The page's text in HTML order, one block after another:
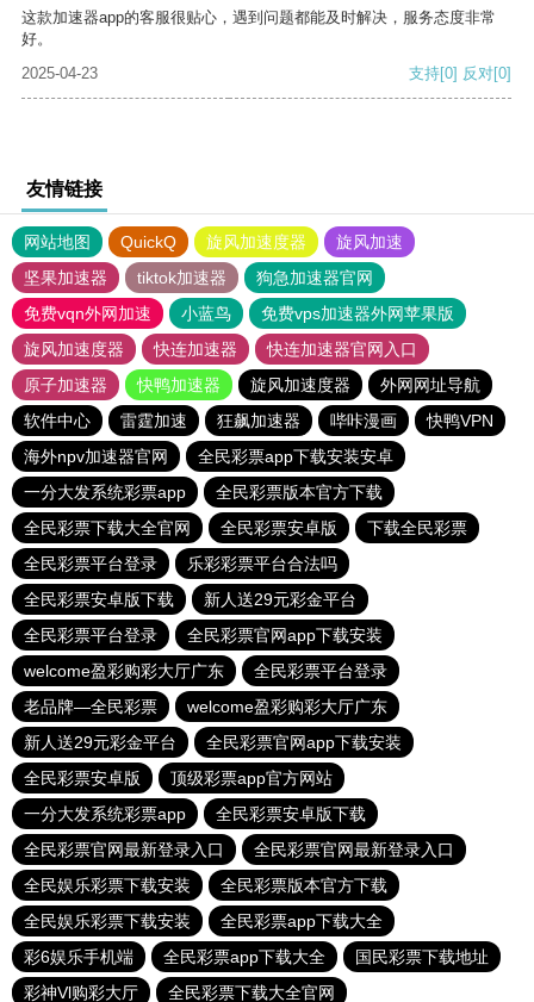
这款加速器app的客服很贴心，遇到问题都能及时解决，服务态度非常
好。
2025-04-23
支持[0] 反对[0]
友情链接
网站地图 QuickQ 旋风加速度器
旋风加速
坚果加速器
tiktok加速器
狗急加速器官网
免费vqn外网加速
小蓝鸟
免费vps加速器外网苹果版
旋风加速度器
快连加速器
快连加速器官网入口
原子加速器
快鸭加速器 旋风加速度器
外网网址导航
软件中心
雷霆加速 狂飙加速器 哔咔漫画
快鸭VPN
海外npv加速器官网
全民彩票app下载安装安卓
一分大发系统彩票app
全民彩票版本官方下载
全民彩票下载大全官网
全民彩票安卓版
下载全民彩票
全民彩票平台登录
乐彩彩票平台合法吗
全民彩票安卓版下载
新人送29元彩金平台
全民彩票平台登录
全民彩票官网app下载安装
welcome盈彩购彩大厅广东
全民彩票平台登录
老品牌—全民彩票
welcome盈彩购彩大厅广东
新人送29元彩金平台
全民彩票官网app下载安装
全民彩票安卓版
顶级彩票app官方网站
一分大发系统彩票app
全民彩票安卓版下载
全民彩票官网最新登录入口
全民彩票官网最新登录入口
全民娱乐彩票下载安装
全民彩票版本官方下载
全民娱乐彩票下载安装
全民彩票app下载大全
彩6娱乐手机端
全民彩票app下载大全
国民彩票下载地址
彩神Vl购彩大厅
全民彩票下载大全官网